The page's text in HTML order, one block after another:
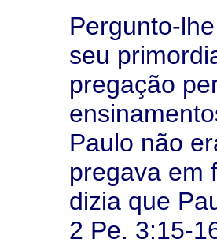
Pergunto-
seu
pregação
Paulo não
pregava em
dizia que
2 Pe. 3:15-